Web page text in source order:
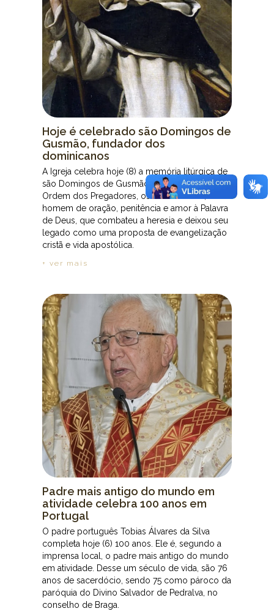
Hoje é celebrado são Domingos de
Gusmão, fundador dos
dominicanos
A Igreja celebra hoje (8) a memória litúrgica de
são Domingos de Gusmão, fundador da
Ordem dos Pregadores, os dominicanos,
homem de oração, penitência e amor à Palavra
de Deus, que combateu a heresia e deixou seu
legado como uma proposta de evangelização
cristã e vida apostólica.
+ ver mais
Padre mais antigo do mundo em
atividade celebra 100 anos em
Portugal
O padre português Tobias Álvares da Silva
completa hoje (6) 100 anos. Ele é, segundo a
imprensa local, o padre mais antigo do mundo
em atividade. Desse um século de vida, são 76
anos de sacerdócio, sendo 75 como pároco da
paróquia do Divino Salvador de Pedralva, no
conselho de Braga.